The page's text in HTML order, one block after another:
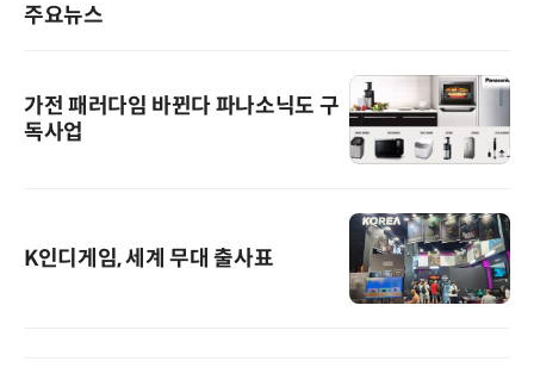
주요뉴스
가전 패러다임 바뀐다 파나소닉도 구
독사업
K인디게임, 세계 무대 출사표